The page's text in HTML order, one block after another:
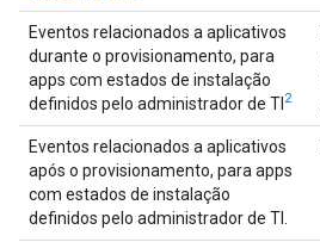
Eventos relacionados a aplicativos
durante o provisionamento, para
apps com estados de instalação
definidos pelo administrador de TI 2
Eventos relacionados a aplicativos
após o provisionamento, para apps
com estados de instalação
definidos pelo administrador de TI.